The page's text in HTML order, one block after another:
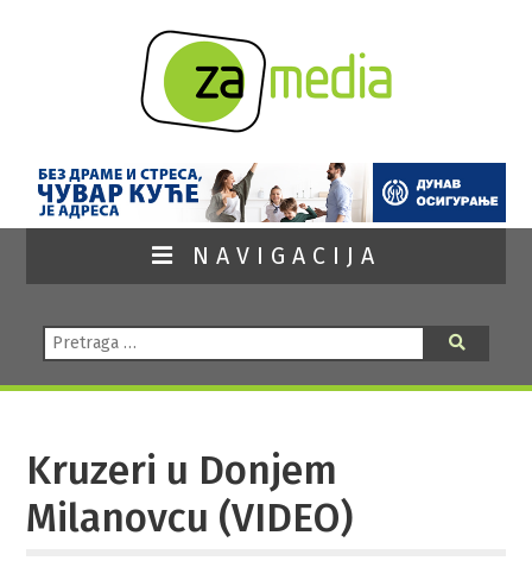
NAVIGACIJA
Pretraga:
Kruzeri u Donjem
Milanovcu (VIDEO)